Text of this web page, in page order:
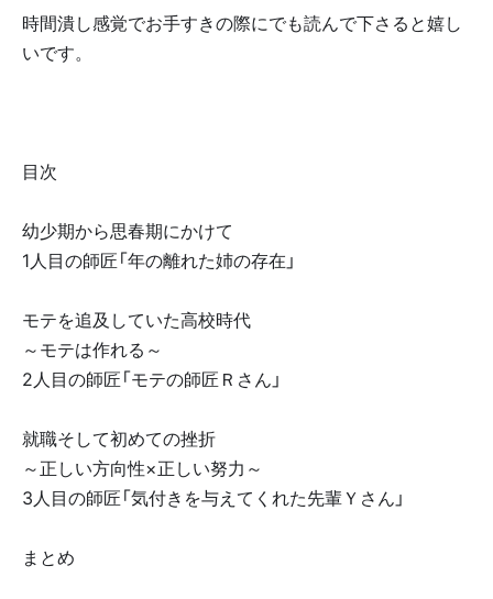
時間潰し感覚でお手すきの際にでも読んで下さると嬉し
いです。
目次
幼少期から思春期にかけて
1人目の師匠「年の離れた姉の存在」
モテを追及していた高校時代
～モテは作れる～
2人目の師匠「モテの師匠Ｒさん」
就職そして初めての挫折
～正しい方向性×正しい努力～
3人目の師匠「気付きを与えてくれた先輩Ｙさん」
まとめ